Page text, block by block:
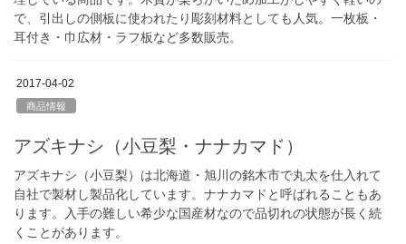
で、引出しの側板に使われたり彫刻材料としても人気。一枚板・
耳付き・巾広材・ラフ板など多数販売。
2017-04-02
商品情報
アズキナシ（小豆梨・ナナカマド）
アズキナシ（小豆梨）は北海道・旭川の銘木市で丸太を仕入れて
自社で製材し製品化しています。ナナカマドと呼ばれることもあ
ります。入手の難しい希少な国産材なので品切れの状態が長く続
くことがあります。